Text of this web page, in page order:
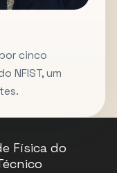
cinco
NFIST, um
Física do